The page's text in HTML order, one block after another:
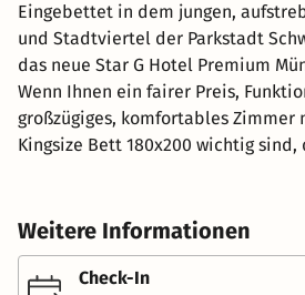
Eingebettet in dem jungen,
und Stadtviertel der Parkstadt
das neue Star G Hotel Premium
Wenn Ihnen ein fairer Preis,
großzügiges, komfortables
Kingsize Bett 180x200 wichtig sind,
mit Dusche, Fön, separaten WC,
Kühlschrank, Safe, einem
welche teilweise mit
Weitere Informationen
Check-In